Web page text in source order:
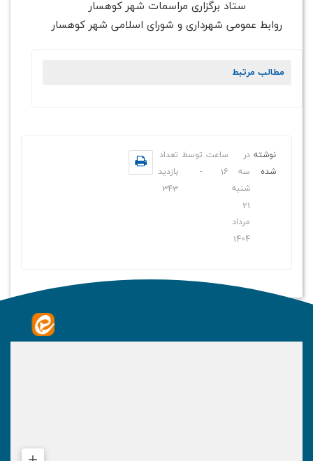
ستاد برگزاری مراسمات شهر کوهسار
روابط عمومی شهرداری و شورای اسلامی شهر کوهسار
مطالب مرتبط
نوشته
شده
در
سه
شنبه
21
مرداد
1404
ساعت
16
توسط
-
تعداد
بازدید
343